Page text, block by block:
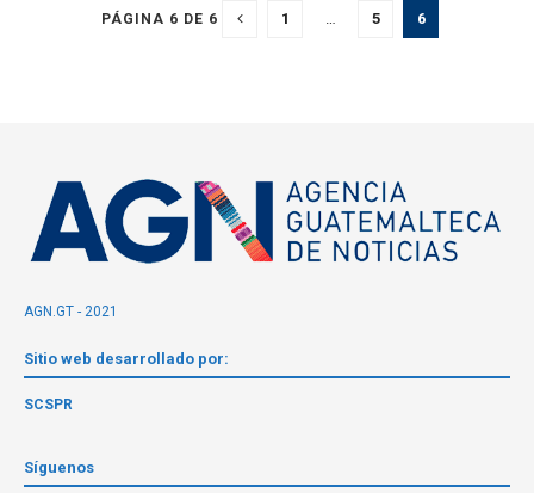
PÁGINA 6 DE 6 1 5 6
AGN.GT - 2021
Sitio web desarrollado por:
SCSPR
Síguenos